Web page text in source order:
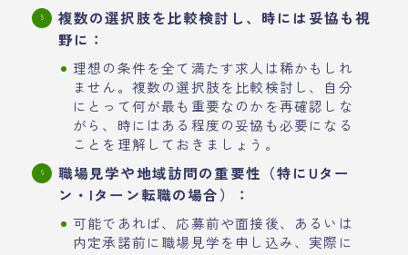
複数の選択肢を比較検討し、時には妥協も視
野に：
理想の条件を全て満たす求人は稀かもしれ
ません。複数の選択肢を比較検討し、自分
にとって何が最も重要なのかを再確認しな
がら、時にはある程度の妥協も必要になる
ことを理解しておきましょう。
職場見学や地域訪問の重要性（特にUター
ン・Iターン転職の場合）：
可能であれば、応募前や面接後、あるいは
内定承諾前に職場見学を申し込み、実際に